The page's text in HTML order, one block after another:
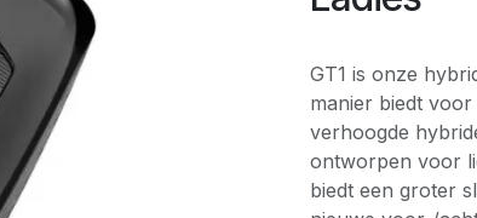
GT1 is onze
manier biedt voor
verhoogde
ontworpen voor
biedt een groter